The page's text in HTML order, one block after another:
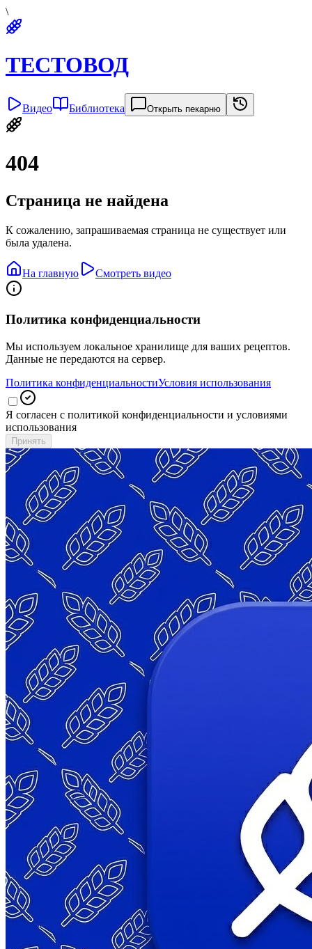
\
ТЕСТОВОД
Видео Библиотека Открыть пекарню
404
Страница не найдена
К сожалению, запрашиваемая страница не существует или
была удалена.
На главную Смотреть видео
Политика конфиденциальности
Мы используем локальное хранилище для ваших рецептов.
Данные не передаются на сервер.
Политика конфиденциальностиУсловия использования
Я согласен с политикой конфиденциальности и условиями
использования
Принять